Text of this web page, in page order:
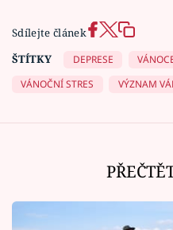
Sdílejte článek
ŠTÍTKY
DEPRESE
VÁNOČNÍ STRES
VÝZNAM